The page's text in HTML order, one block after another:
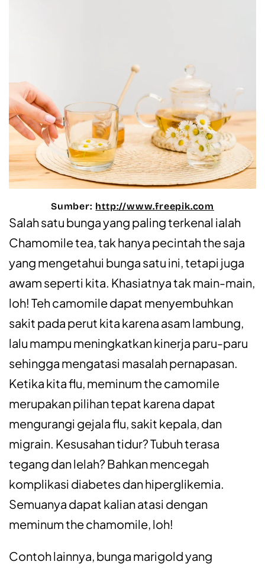
Sumber: http://www.freepik.com
Salah satu bunga yang paling terkenal ialah
Chamomile tea, tak hanya pecintah the saja
yang mengetahui bunga satu ini, tetapi juga
awam seperti kita. Khasiatnya tak main-main,
loh! Teh camomile dapat menyembuhkan
sakit pada perut kita karena asam lambung,
lalu mampu meningkatkan kinerja paru-paru
sehingga mengatasi masalah pernapasan.
Ketika kita flu, meminum the camomile
merupakan pilihan tepat karena dapat
mengurangi gejala flu, sakit kepala, dan
migrain. Kesusahan tidur? Tubuh terasa
tegang dan lelah? Bahkan mencegah
komplikasi diabetes dan hiperglikemia.
Semuanya dapat kalian atasi dengan
meminum the chamomile, loh!
Contoh lainnya, bunga marigold yang